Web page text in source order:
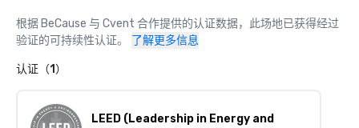
根据 BeCause 与 Cvent 合作提供的认证数据，此场地已获得经过
验证的可持续性认证。
了解更多信息
认证（1）
LEED (Leadership in Energy and